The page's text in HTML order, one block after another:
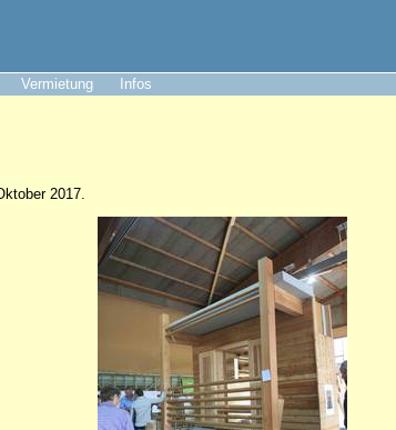
Vermietung Infos
2017.